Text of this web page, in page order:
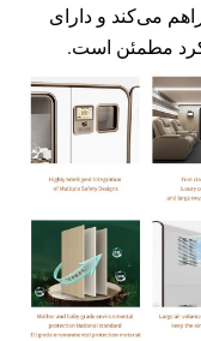
می‌کند و دارای
مطمئن است.